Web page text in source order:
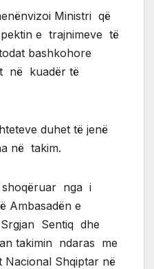
Ministri që
e trajnimeve të
bashkohore
në kuadër të
duhet të jenë
në takim.
shoqëruar nga i
Ambasadën e
Sentiq dhe
takimin ndaras me
Nacional Shqiptar në